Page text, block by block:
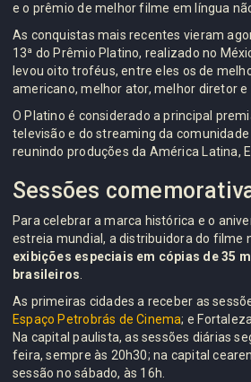
e o prêmio de melhor filme em língua
As conquistas mais recentes vieram
13ª do Prêmio Platino, realizado no
levou oito troféus, entre eles os de
americano, melhor ator, melhor diretor e
O Platino é considerado a principal
televisão e do streaming da
reunindo produções da América Latina,
Sessões
Para celebrar a marca histórica e o
estreia mundial, a distribuidora do filme
exibições especiais em cópias de 35
brasileiros
As primeiras cidades a receber as
Espaço Petrobrás de Cinema; e
Na capital paulista, as sessões diárias
feira, sempre às 20h30; na capital
sessão no sábado, às 16h.